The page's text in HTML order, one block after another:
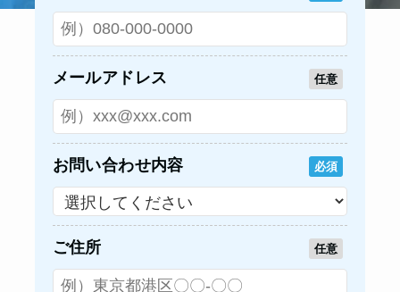
メールアドレス 任意
お問い合わせ内容 必須
ご住所 任意